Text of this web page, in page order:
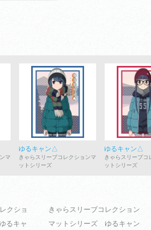
マ
ゆるキャン△
きゃらスリーブコレクションマ
ットシリーズ
ゆるキャン△
きゃらスリーブコ
ットシリーズ
クショ
るキャ
きゃらスリーブコレクション
マットシリーズ ゆるキャン